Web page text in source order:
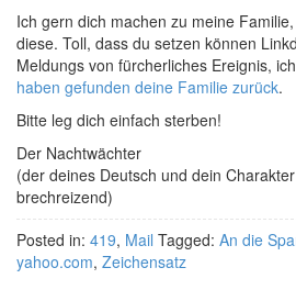
Ich gern dich machen zu meine
diese. Toll, dass du setzen können
Meldungs von fürcherliches Ereignis,
haben gefunden deine Familie zurück.
Bitte leg dich einfach sterben!
Der Nachtwächter
(der deines Deutsch und dein
brechreizend)
Posted in: 419, Mail Tagged: An die
yahoo.com, Zeichensatz